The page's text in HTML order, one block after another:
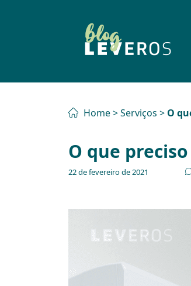
Home>Serviços > O
O que
22 de fevereiro de 2021